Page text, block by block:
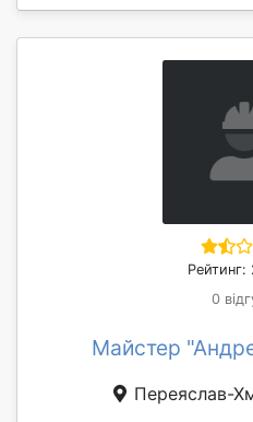
Рейтинг:
0
Майстер
Переяслав-